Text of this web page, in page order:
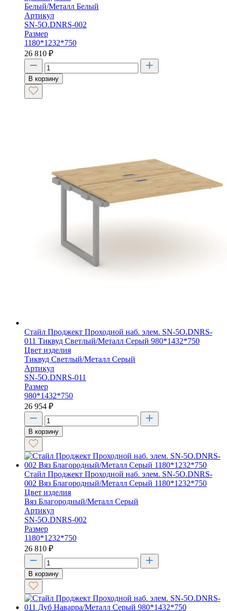
Белый/Металл Белый
Артикул
SN-5O.DNRS-002
Размер
1180*1232*750
26 810 ₽
В корзину
Стайл Проджект Проходной наб. элем. SN-5O.DNRS-
011 Тиквуд Светлый/Металл Серый 980*1432*750
Цвет изделия
Тиквуд Светлый/Металл Серый
Артикул
SN-5O.DNRS-011
Размер
980*1432*750
26 954 ₽
В корзину
Стайл Проджект Проходной наб. элем. SN-5O.DNRS-
002 Вяз Благородный/Металл Серый 1180*1232*750
Цвет изделия
Вяз Благородный/Металл Серый
Артикул
SN-5O.DNRS-002
Размер
1180*1232*750
26 810 ₽
В корзину